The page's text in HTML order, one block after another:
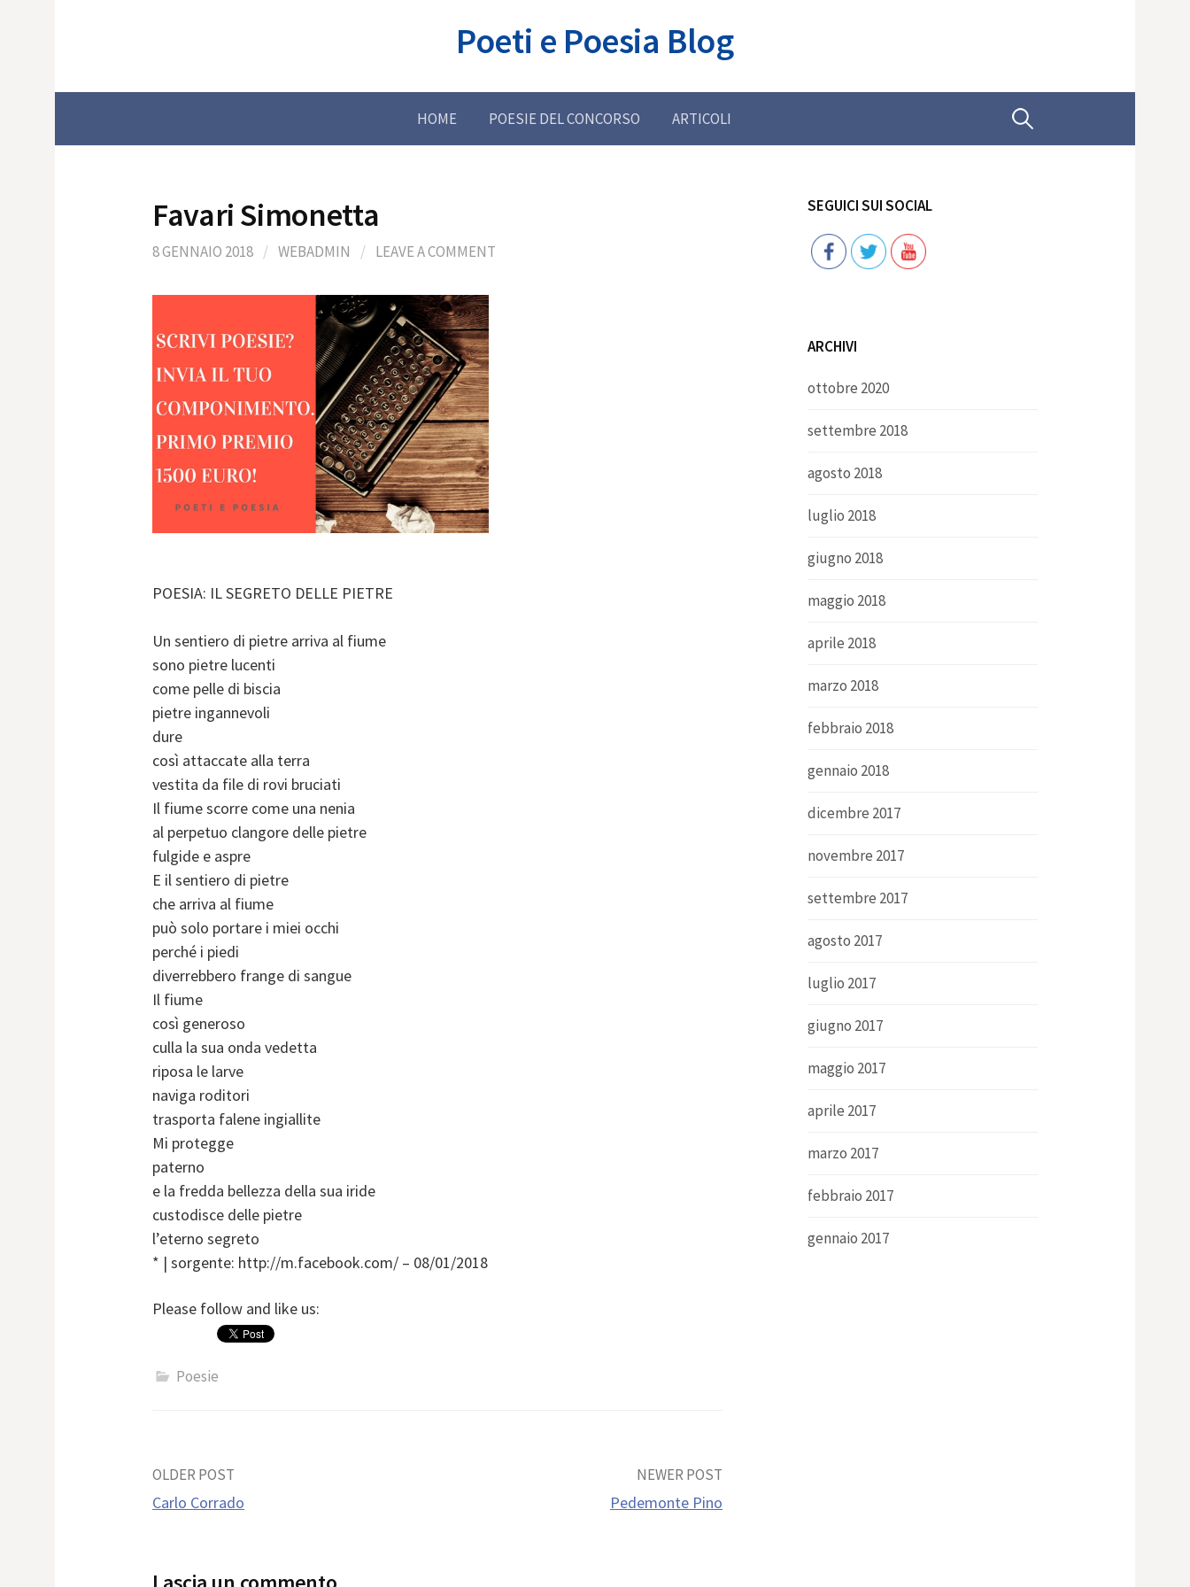
Poeti e Poesia Blog
HOME POESIE DEL CONCORSO ARTICOLI Ricerca
Favari Simonetta
8 GENNAIO 2018 / WEBADMIN / LEAVE A COMMENT
POESIA: IL SEGRETO DELLE PIETRE
Un sentiero di pietre arriva al fiume
sono pietre lucenti
come pelle di biscia
pietre ingannevoli
dure
così attaccate alla terra
vestita da file di rovi bruciati
Il fiume scorre come una nenia
al perpetuo clangore delle pietre
fulgide e aspre
E il sentiero di pietre
che arriva al fiume
può solo portare i miei occhi
perché i piedi
diverrebbero frange di sangue
Il fiume
così generoso
culla la sua onda vedetta
riposa le larve
naviga roditori
trasporta falene ingiallite
Mi protegge
paterno
e la fredda bellezza della sua iride
custodisce delle pietre
l’eterno segreto
* | sorgente: http://m.facebook.com/ – 08/01/2018
Please follow and like us:
Poesie
Post
OLDER POST
Carlo Corrado
NEWER POST
Pedemonte Pino
SEGUICI SUI SOCIAL
Follow
ARCHIVI
ottobre 2020
settembre 2018
agosto 2018
luglio 2018
giugno 2018
maggio 2018
aprile 2018
marzo 2018
febbraio 2018
gennaio 2018
dicembre 2017
novembre 2017
settembre 2017
agosto 2017
luglio 2017
giugno 2017
maggio 2017
aprile 2017
marzo 2017
febbraio 2017
gennaio 2017